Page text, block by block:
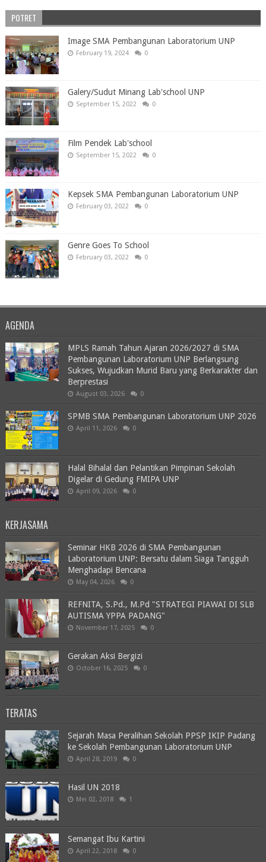
POTRET
Image SMA Pembangunan Laboratorium UNP
February 19, 2024 0
Galery/Sudut Minang Lab'school UNP
September 15, 2022 0
Film Pendek Lab'school
September 15, 2022 0
Kepsek SMA Pembangunan Laboratorium UNP
February 03, 2022 0
Genre Goes To School
February 03, 2022 0
AGENDA
MPLS Ramah Tahun Ajaran 2026/2027 di SMA
Pembangunan Laboratorium UNP Berlangsung
Sukses, Wujudkan Murid Baru yang Berkarakter dan
Berprestasi
August 03, 2026 0
SPMB SMA Pembangunan Laboratorium UNP 2026
April 11, 2026 0
Halal Bihalal dan Pelantikan Pimpinan Sekolah
Digelar di Gedung FMIPA UNP
April 09, 2026 0
KERJASAMA
Seminar HKB 2026 di SMA Pembangunan
Laboratorium UNP: Bersatu dalam Siaga Tangguh
Menghadapi Bencana
May 04, 2026 0
REFNITA, S.Pd., M.Pd "STRATEGI PIAWAI DI SLB
AUTISMA YPPA PADANG"
November 17, 2025 0
Gerakan Aksi Bergizi
October 16, 2025 0
TERATAS
Sejarah Masa Peralihan Sekolah PPSP IKIP Padang
ke Sekolah Pembangunan Laboratorium UNP
April 28, 2019 0
Hasil UN 2018
Mei 02, 2018 1
Semangat Ibu Kartini
April 22, 2018 0